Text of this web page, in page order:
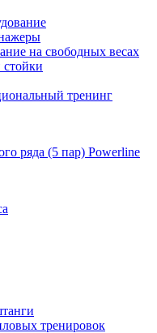
на свободных весах
тренинг
ряда (5 пар) Powerline
тренировок